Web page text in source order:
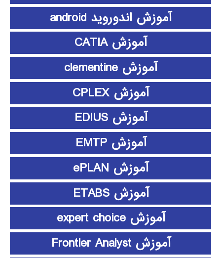
آموزش اندوروید android
آموزش CATIA
آموزش clementine
آموزش CPLEX
آموزش EDIUS
آموزش EMTP
آموزش ePLAN
آموزش ETABS
آموزش expert choice
آموزش Frontier Analyst